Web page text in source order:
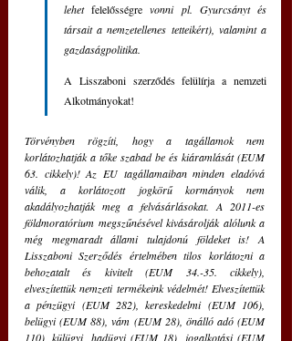
lehet felelősségre vonni pl. Gyurcsányt és
társait a nemzetellenes tetteikért), valamint a
gazdaságpolitika.
A Lisszaboni szerződés felülírja a nemzeti
Alkotmányokat!
Törvényben rögzíti, hogy a tagállamok nem
korlátozhatják a tőke szabad be és kiáramlását (EUM
63. cikkely)! Az EU tagállamaiban minden eladóvá
válik, a korlátozott jogkörű kormányok nem
akadályozhatják meg a felvásárlásokat. A 2011-es
földmoratórium megszűnésével kivásárolják alólunk a
még megmaradt állami tulajdonú földeket is! A
Lisszaboni Szerződés értelmében tilos korlátozni a
behozatalt és kivitelt (EUM 34.-35. cikkely),
elveszítettük nemzeti termékeink védelmét! Elveszítettük
a pénzügyi (EUM 282), kereskedelmi (EUM 106),
belügyi (EUM 88), vám (EUM 28), önálló adó (EUM
110), külügyi, hadügyi (EUM 18), jogalkotási (EUM